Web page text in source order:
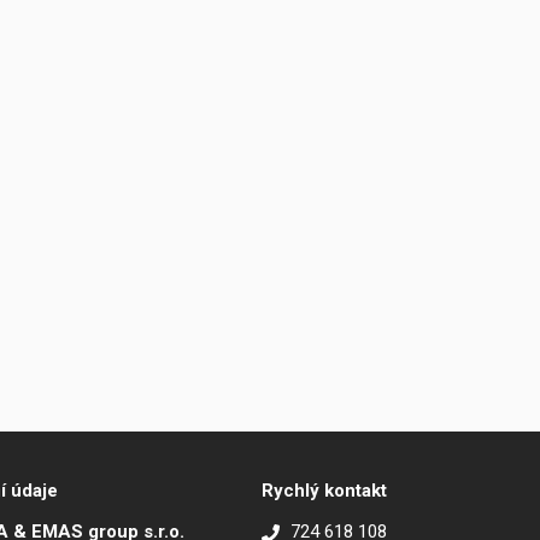
údaje
& EMAS group s.r.o.
Rychlý kontakt
724 618 108